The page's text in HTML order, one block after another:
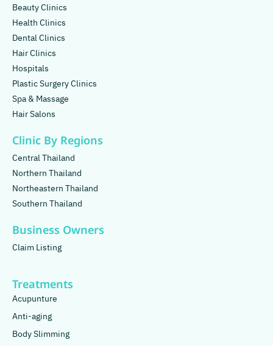
Beauty Clinics
Health Clinics
Dental Clinics
Hair Clinics
Hospitals
Plastic Surgery Clinics
Spa & Massage
Hair Salons
Clinic By Regions
Central Thailand
Northern Thailand
Northeastern Thailand
Southern Thailand
Business Owners
Claim Listing
Treatments
Acupunture
Anti-aging
Body Slimming